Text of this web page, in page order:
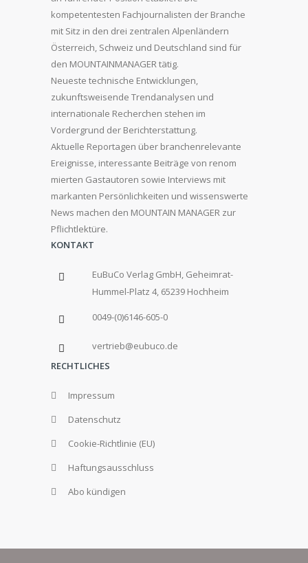
kompetentesten Fachjournalisten der Branche
mit Sitz in den drei zentralen Alpenländern
Österreich, Schweiz und Deutschland sind für
den MOUNTAINMANAGER tätig.
Neueste technische Entwicklungen,
zukunftsweisende Trendanalysen und
internationale Recherchen stehen im
Vordergrund der Berichterstattung.
Aktuelle Reportagen über branchenrelevante
Ereignisse, interessante Beiträge von renom
mierten Gastautoren sowie Interviews mit
markanten Persönlichkeiten und wissenswerte
News machen den MOUNTAIN MANAGER zur
Pflichtlektüre.
KONTAKT
EuBuCo Verlag GmbH, Geheimrat-
Hummel-Platz 4, 65239 Hochheim
0049-(0)6146-605-0
vertrieb@eubuco.de
RECHTLICHES
Impressum
Datenschutz
Cookie-Richtlinie (EU)
Haftungsausschluss
Abo kündigen